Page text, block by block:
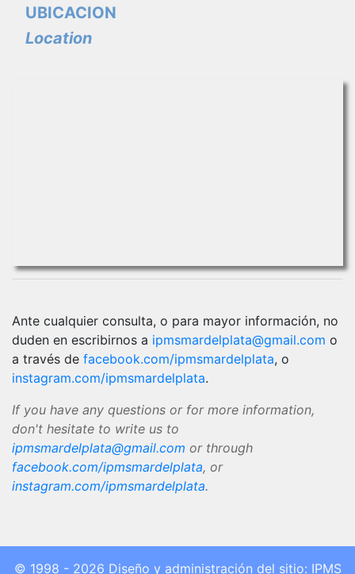
UBICACION
Location
Ante cualquier consulta, o para mayor información, no
duden en escribirnos a ipmsmardelplata@gmail.com o
a través de facebook.com/ipmsmardelplata, o
instagram.com/ipmsmardelplata.
If you have any questions or for more information,
don't hesitate to write us to
ipmsmardelplata@gmail.com or through
facebook.com/ipmsmardelplata, or
instagram.com/ipmsmardelplata.
© 1998 - 2026 Diseño y administración del sitio: IPMS